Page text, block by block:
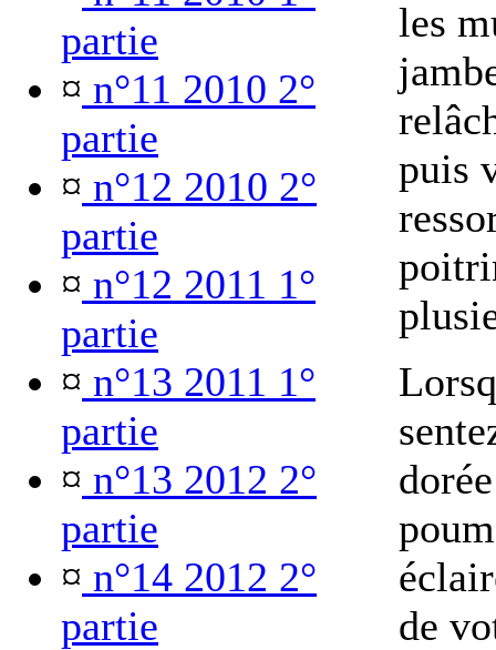
partie
¤ n°11 2010 2°
partie
¤ n°12 2010 2°
partie
¤ n°12 2011 1°
partie
¤ n°13 2011 1°
partie
¤ n°13 2012 2°
partie
¤ n°14 2012 2°
partie
les
puis
de